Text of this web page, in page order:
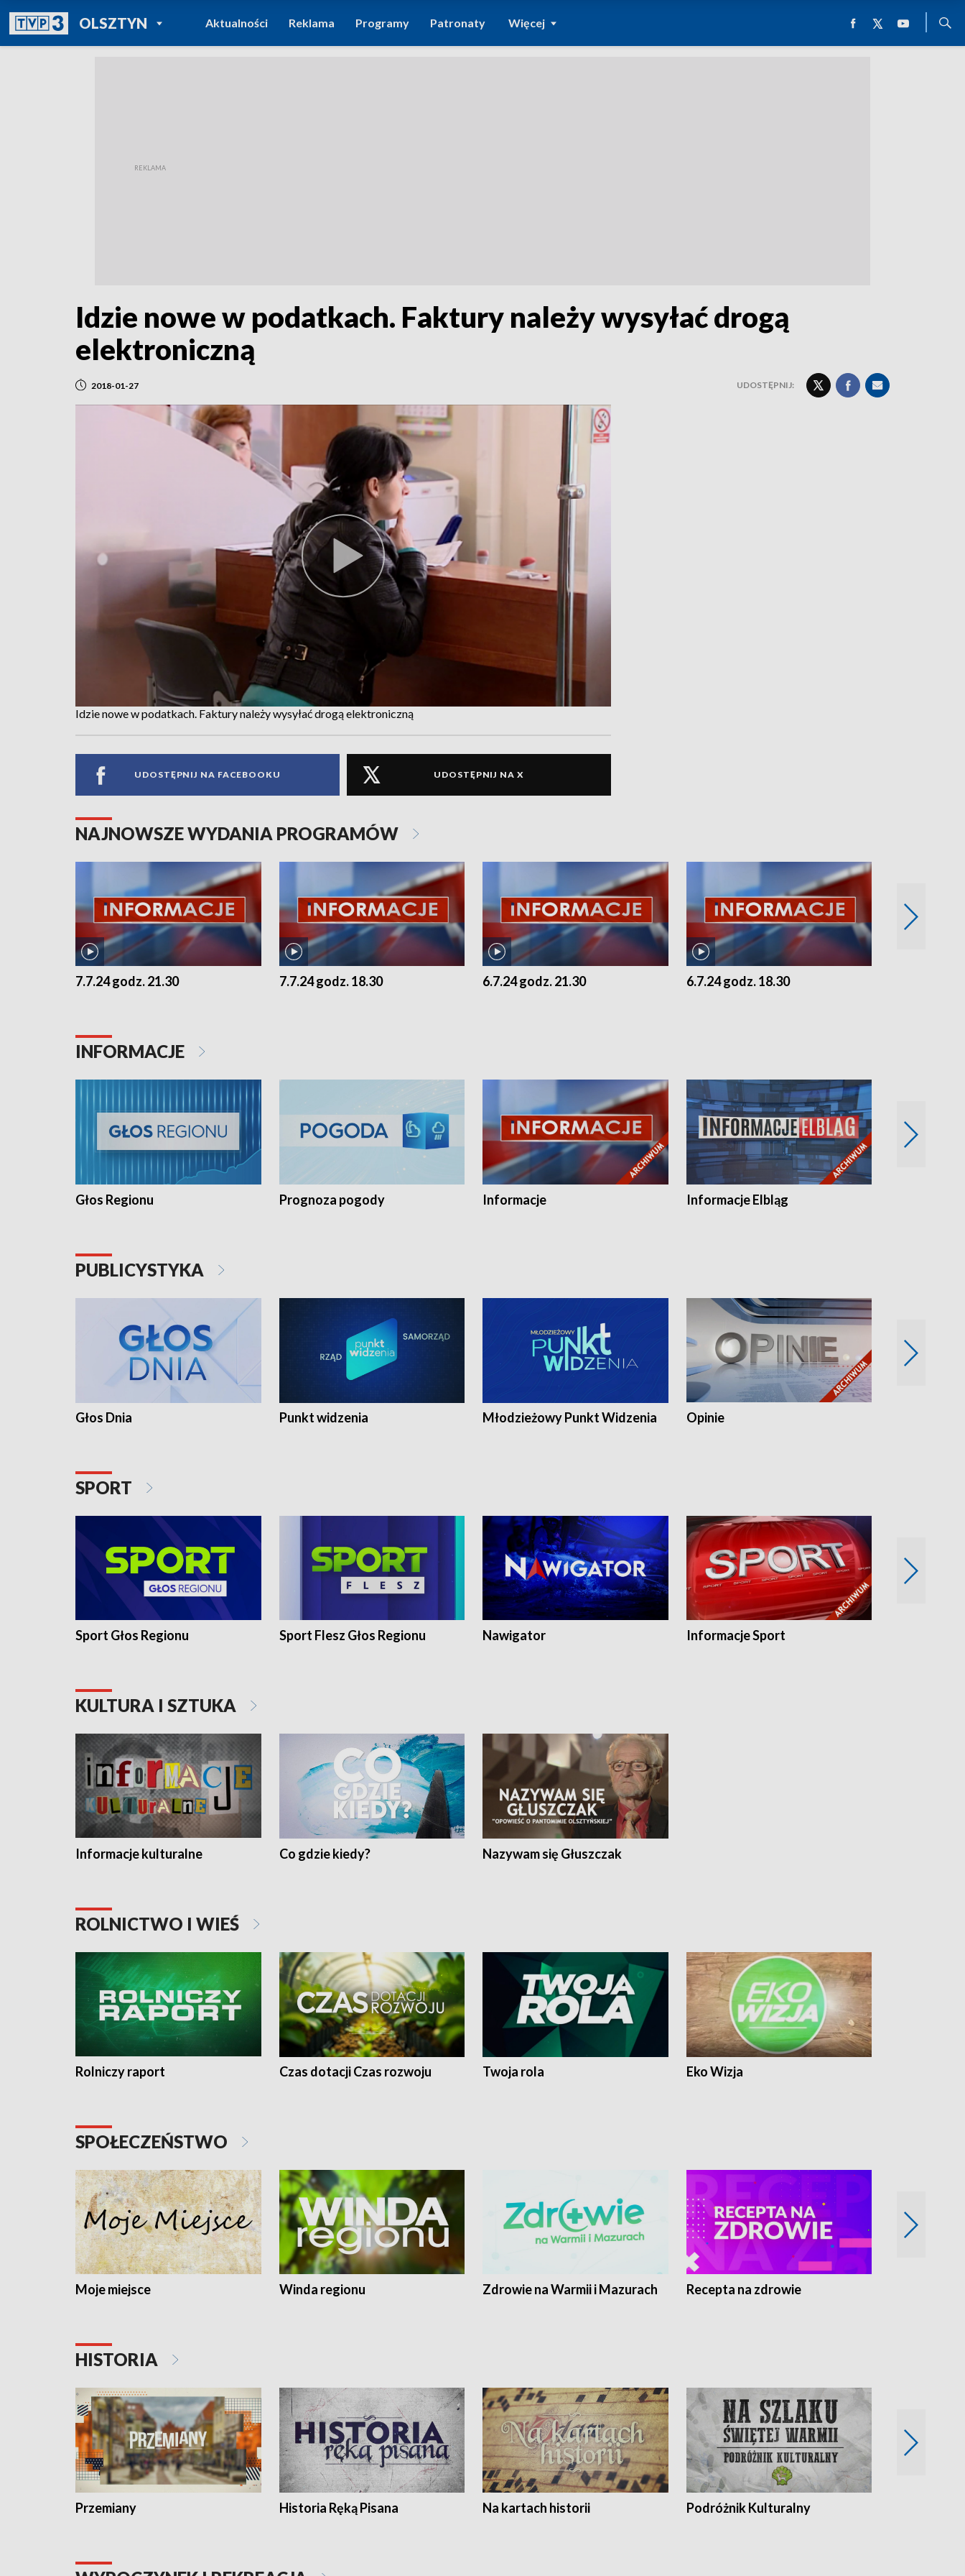
OLSZTYNPOWRÓT DO
TVP REGIONY
Aktualności Reklama Programy Patronaty Więcej
Idzie nowe w podatkach. Faktury należy wysyłać drogą
elektroniczną
2018-01-27 UDOSTĘPNIJ:
Idzie nowe w podatkach. Faktury należy wysyłać drogą elektroniczną
UDOSTĘPNIJ NA FACEBOOKU UDOSTĘPNIJ NA X
NAJNOWSZE WYDANIA PROGRAMÓW
7.7.24 godz. 21.30 7.7.24 godz. 18.30 6.7.24 godz. 21.30 6.7.24 godz. 18.30
INFORMACJE
Głos Regionu Prognoza pogody Informacje Informacje Elbląg
PUBLICYSTYKA
Głos Dnia Punkt widzenia Młodzieżowy Punkt Widzenia Opinie
SPORT
Sport Głos Regionu Sport Flesz Głos Regionu Nawigator Informacje Sport
KULTURA I SZTUKA
Informacje kulturalne Co gdzie kiedy? Nazywam się Głuszczak
ROLNICTWO I WIEŚ
Rolniczy raport Czas dotacji Czas rozwoju Twoja rola Eko Wizja
SPOŁECZEŃSTWO
Moje miejsce Winda regionu Zdrowie na Warmii i Mazurach Recepta na zdrowie
HISTORIA
Przemiany Historia Ręką Pisana Na kartach historii Podróżnik Kulturalny